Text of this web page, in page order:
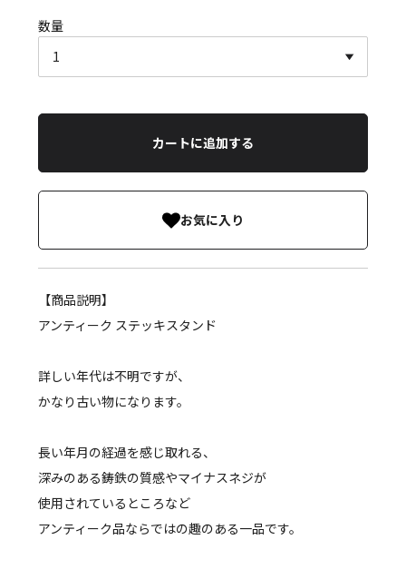
数量
カートに追加する
お気に入り
【商品説明】
アンティーク ステッキスタンド
詳しい年代は不明ですが、
かなり古い物になります。
長い年月の経過を感じ取れる、
深みのある鋳鉄の質感やマイナスネジが
使用されているところなど
アンティーク品ならではの趣のある一品です。